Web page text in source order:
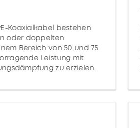
Koaxialkabel bestehen
oder doppelten
Bereich von 50 und 75
Leistung mit
zu erzielen.